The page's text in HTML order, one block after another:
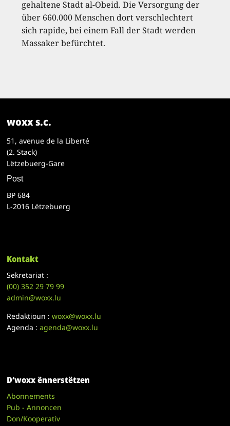
gehaltene Stadt al-Obeid. Die Versorgung der
über 660.000 Menschen dort verschlechtert
sich rapide, bei einem Fall der Stadt werden
Massaker befürchtet.
woxx s.c.
51, avenue de la Liberté
(2. Stack)
Lëtzebuerg-Gare
Post
BP 684
L-2016 Lëtzebuerg
Kontakt
Sekretariat :
(00)352 29 79 99
admin@woxx.lu
Redaktioun :woxx@woxx.lu
Agenda :agenda@woxx.lu
D’woxx ënnerstëtzen
Abonnements
Pub - Annoncen
Don/Kooperativ